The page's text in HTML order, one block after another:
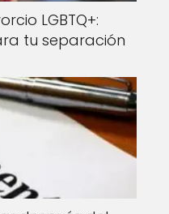
LGBTQ+:
tu separación